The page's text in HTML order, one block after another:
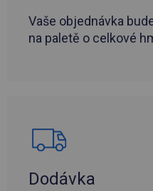
Vaše objednávka
na paletě o celkové
Dodávka